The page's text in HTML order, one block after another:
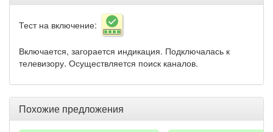
Тест на включение:
Включается, загорается индикация. Подключалась к
телевизору. Осуществляется поиск каналов.
Похожие предложения